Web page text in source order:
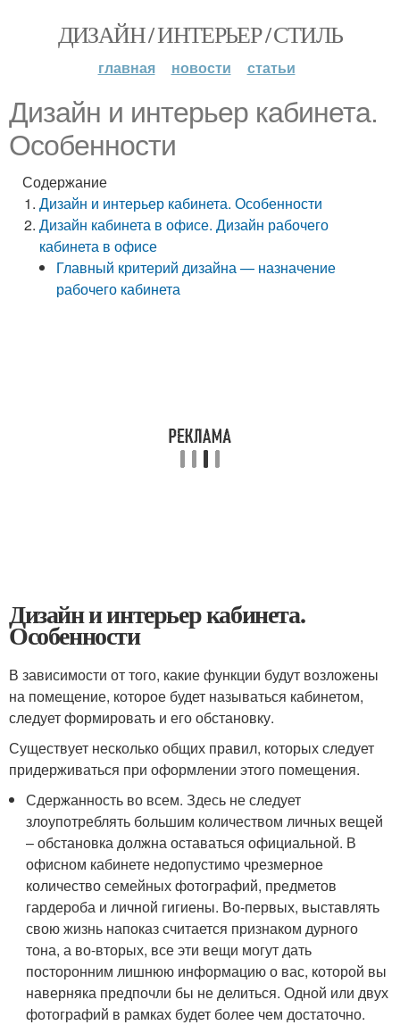
ДИЗАЙН / ИНТЕРЬЕР / СТИЛЬ
главная новости статьи
Дизайн и интерьер кабинета.
Особенности
Содержание
Дизайн и интерьер кабинета. Особенности
Дизайн кабинета в офисе. Дизайн рабочего
кабинета в офисе
Главный критерий дизайна — назначение
рабочего кабинета
Дизайн и интерьер кабинета.
Особенности
В зависимости от того, какие функции будут возложены
на помещение, которое будет называться кабинетом,
следует формировать и его обстановку.
Существует несколько общих правил, которых следует
придерживаться при оформлении этого помещения.
Сдержанность во всем. Здесь не следует
злоупотреблять большим количеством личных вещей
– обстановка должна оставаться официальной. В
офисном кабинете недопустимо чрезмерное
количество семейных фотографий, предметов
гардероба и личной гигиены. Во-первых, выставлять
свою жизнь напоказ считается признаком дурного
тона, а во-вторых, все эти вещи могут дать
посторонним лишнюю информацию о вас, которой вы
наверняка предпочли бы не делиться. Одной или двух
фотографий в рамках будет более чем достаточно.